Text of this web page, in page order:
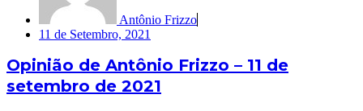
Antônio Frizzo
11 de Setembro, 2021
Opinião de Antônio Frizzo – 11 de
setembro de 2021